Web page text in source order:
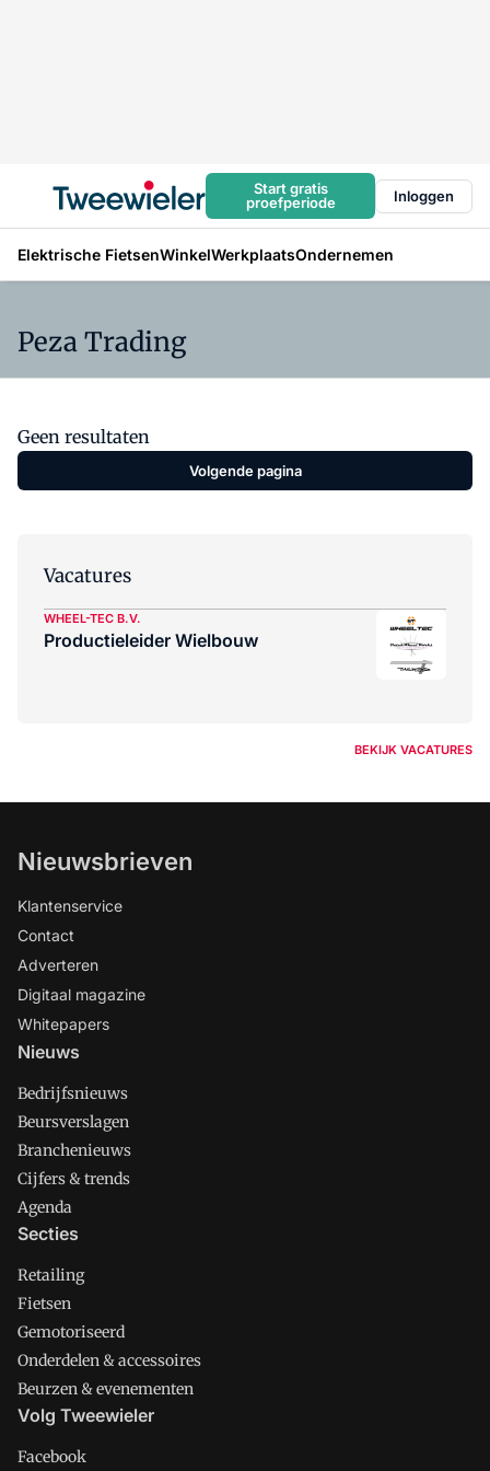
Start gratis
proefperiode
Inloggen
Elektrische FietsenWinkelWerkplaatsOndernemen
Peza Trading
Geen resultaten
Volgende pagina
Vacatures
WHEEL-TEC B.V.
Productieleider Wielbouw
BEKIJK VACATURES
Nieuwsbrieven
Klantenservice
Contact
Adverteren
Digitaal magazine
Whitepapers
Nieuws
Bedrijfsnieuws
Beursverslagen
Branchenieuws
Cijfers & trends
Agenda
Secties
Retailing
Fietsen
Gemotoriseerd
Onderdelen & accessoires
Beurzen & evenementen
Volg Tweewieler
Facebook